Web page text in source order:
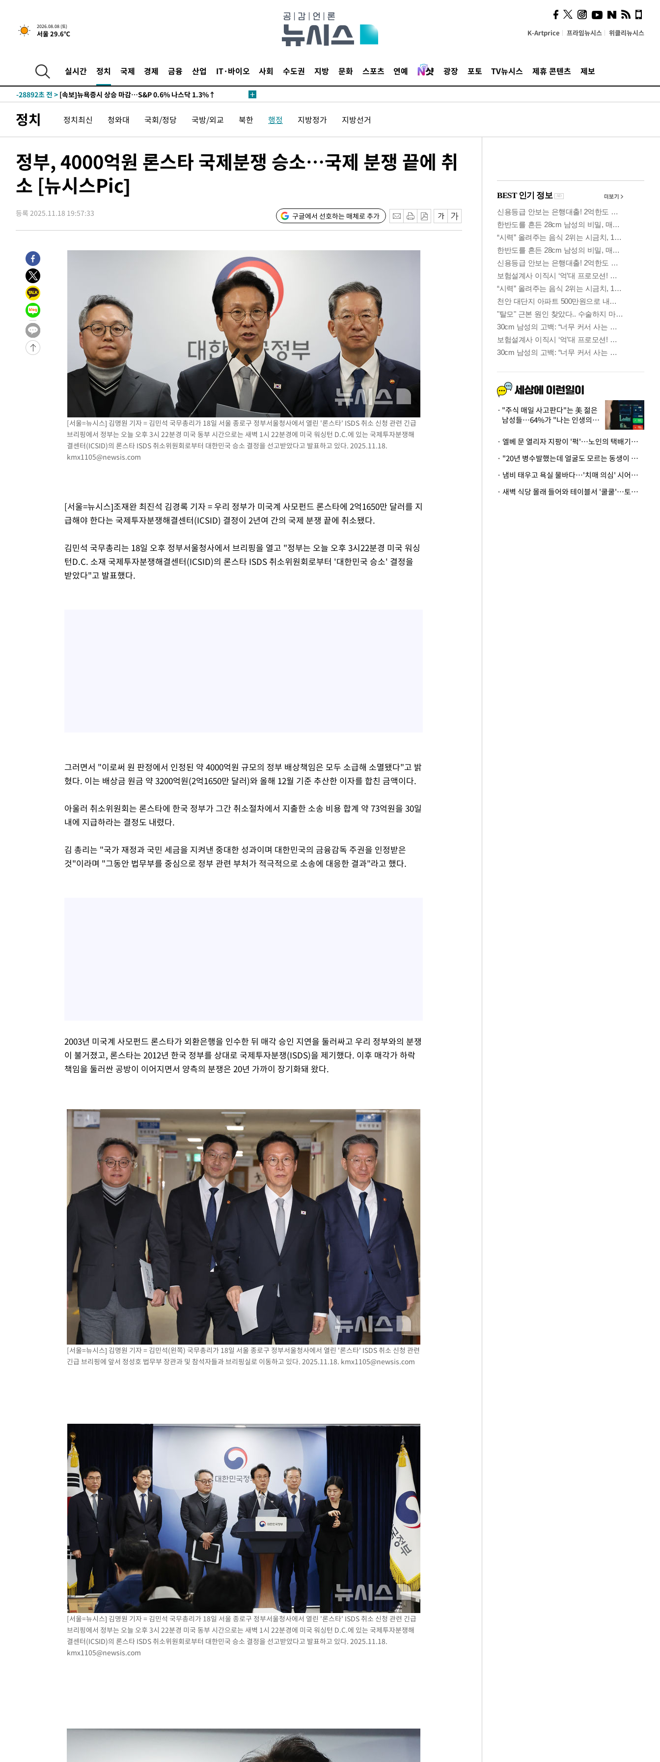
2026.08.08 (토)
서울 29.6℃ K-Artprice 프라임뉴시스 위클리뉴시스
실시간 정치 국제 경제 금융 산업 IT·바이오 사회 수도권 지방 문화 스포츠 연예 광장 포토 TV뉴시스 제휴 콘텐츠 제보
-28892초 전 > [속보]뉴욕증시 상승 마감…S&P 0.6% 나스닥 1.3%↑
정치 정치최신 청와대 국회/정당 국방/외교 북한 행정 지방정가 지방선거
정부, 4000억원 론스타 국제분쟁 승소…국제 분쟁 끝에 취
소 [뉴시스Pic]
등록 2025.11.18 19:57:33 구글에서 선호하는 매체로 추가
[서울=뉴시스] 김명원 기자 = 김민석 국무총리가 18일 서울 종로구 정부서울청사에서 열린 '론스타' ISDS 취소 신청 관련 긴급
브리핑에서 정부는 오늘 오후 3시 22분경 미국 동부 시간으로는 새벽 1시 22분경에 미국 워싱턴 D.C.에 있는 국제투자분쟁해
결센터(ICSID)의 론스타 ISDS 취소위원회로부터 대한민국 승소 결정을 선고받았다고 발표하고 있다. 2025.11.18.
kmx1105@newsis.com
[서울=뉴시스]조재완 최진석 김경록 기자 = 우리 정부가 미국계 사모펀드 론스타에 2억1650만 달러를 지
급해야 한다는 국제투자분쟁해결센터(ICSID) 결정이 2년여 간의 국제 분쟁 끝에 취소됐다.
김민석 국무총리는 18일 오후 정부서울청사에서 브리핑을 열고 "정부는 오늘 오후 3시22분경 미국 워싱
턴D.C. 소재 국제투자분쟁해결센터(ICSID)의 론스타 ISDS 취소위원회로부터 '대한민국 승소' 결정을
받았다"고 발표했다.
그러면서 "이로써 원 판정에서 인정된 약 4000억원 규모의 정부 배상책임은 모두 소급해 소멸됐다"고 밝
혔다. 이는 배상금 원금 약 3200억원(2억1650만 달러)와 올해 12월 기준 추산한 이자를 합친 금액이다.
아울러 취소위원회는 론스타에 한국 정부가 그간 취소절차에서 지출한 소송 비용 합계 약 73억원을 30일
내에 지급하라는 결정도 내렸다.
김 총리는 "국가 재정과 국민 세금을 지켜낸 중대한 성과이며 대한민국의 금융감독 주권을 인정받은
것"이라며 "그동안 법무부를 중심으로 정부 관련 부처가 적극적으로 소송에 대응한 결과"라고 했다.
2003년 미국계 사모펀드 론스타가 외환은행을 인수한 뒤 매각 승인 지연을 둘러싸고 우리 정부와의 분쟁
이 불거졌고, 론스타는 2012년 한국 정부를 상대로 국제투자분쟁(ISDS)을 제기했다. 이후 매각가 하락
책임을 둘러싼 공방이 이어지면서 양측의 분쟁은 20년 가까이 장기화돼 왔다.
[서울=뉴시스] 김명원 기자 = 김민석(왼쪽) 국무총리가 18일 서울 종로구 정부서울청사에서 열린 '론스타' ISDS 취소 신청 관련
긴급 브리핑에 앞서 정성호 법무부 장관과 및 참석자들과 브리핑실로 이동하고 있다. 2025.11.18. kmx1105@newsis.com
[서울=뉴시스] 김명원 기자 = 김민석 국무총리가 18일 서울 종로구 정부서울청사에서 열린 '론스타' ISDS 취소 신청 관련 긴급
브리핑에서 정부는 오늘 오후 3시 22분경 미국 동부 시간으로는 새벽 1시 22분경에 미국 워싱턴 D.C.에 있는 국제투자분쟁해
결센터(ICSID)의 론스타 ISDS 취소위원회로부터 대한민국 승소 결정을 선고받았다고 발표하고 있다. 2025.11.18.
kmx1105@newsis.com
시, 스마트폰 액세서리에
NFC 더했다
"주식 매일 사고판다"는 美 젊은
남성들…64%가 "나는 인생의
· 엘베 문 열리자 지팡이 '퍽'…노인의 택배기사 폭행 이유
· "20년 병수발했는데 얼굴도 모르는 동생이 유산 절반을"…배다른 형제 상속권 있을까
· 냄비 태우고 욕실 물바다…'치매 의심' 시어머니 검사 권유했다가 '날벼락'
· 새벽 식당 몰래 들어와 테이블서 '쿨쿨'…토사물 남기고 사라진 남성